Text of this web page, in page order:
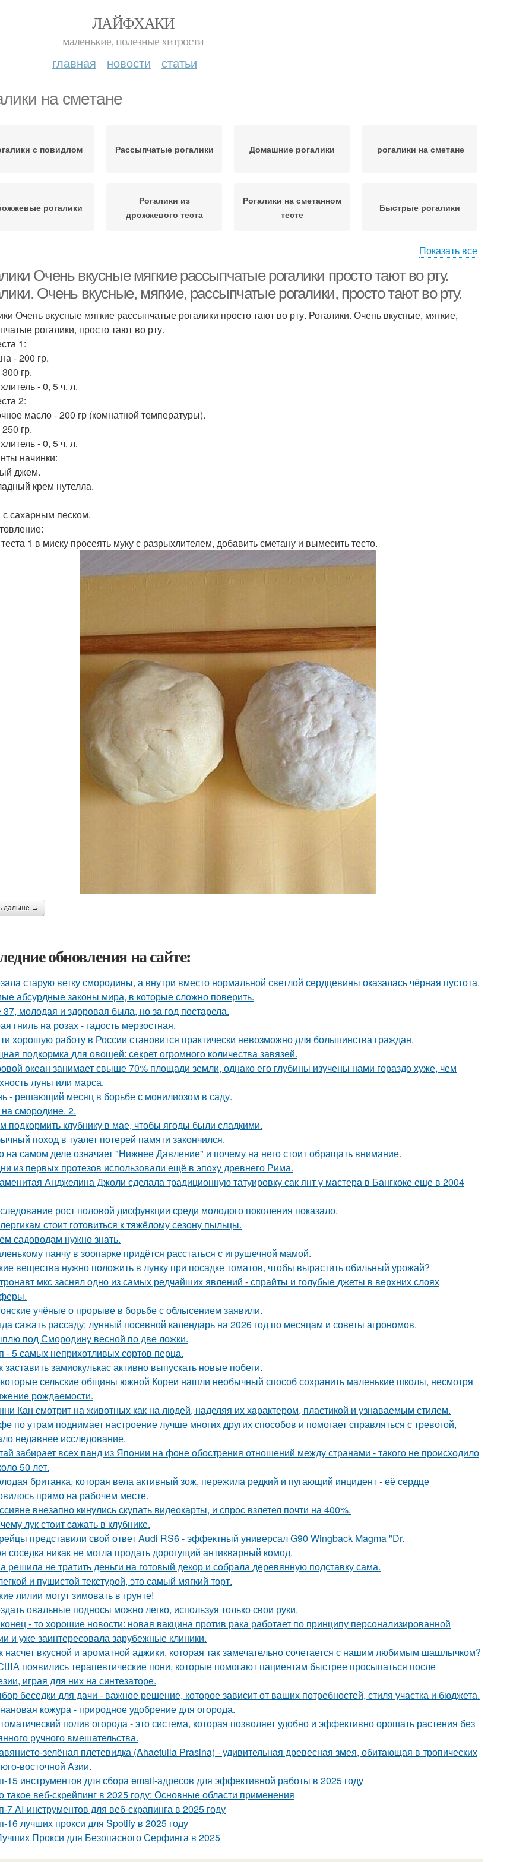
ЛАЙФХАКИ
маленькие, полезные хитрости
главная новости статьи
на сметане
с повидлом Рассыпчатые рогалики Домашние рогалики рогалики на сметане
рогалики
Рогалики из
дрожжевого теста
Рогалики на сметанном
тесте
Быстрые рогалики
Показать все
Очень вкусные мягкие рассыпчатые рогалики просто тают во рту.
Очень вкусные, мягкие, рассыпчатые рогалики, просто тают во рту.
Очень вкусные мягкие рассыпчатые рогалики просто тают во рту. Рогалики. Очень вкусные, мягкие,
рогалики, просто тают во рту.
1:
- 200 гр.
гр.
- 0, 5 ч. л.
2:
масло - 200 гр (комнатной температуры).
гр.
- 0, 5 ч. л.
начинки:
джем.
крем нутелла.
сахарным песком.
1 в миску просеять муку с разрыхлителем, добавить сметану и вымесить тесто.
дальше →
обновления на сайте:
старую ветку смородины, а внутри вместо нормальной светлой сердцевины оказалась чёрная пустота.
абсурдные законы мира, в которые сложно поверить.
молодая и здоровая была, но за год постарела.
гниль на розах - гадость мерзостная.
хорошую работу в России становится практически невозможно для большинства граждан.
подкормка для овощей: секрет огромного количества завязей.
океан занимает свыше 70% площади земли, однако его глубины изучены нами гораздо хуже, чем
луны или марса.
- решающий месяц в борьбе с монилиозом в саду.
сморoдинe. 2.
подкормить клубнику в мае, чтобы ягоды были сладкими.
поход в туалет потерей памяти закончился.
на самом деле означает "Нижнее Давление" и почему на него стоит обращать внимание.
из первых протезов использовали ещё в эпоху древнего Рима.
Анджелина Джоли сделала традиционную татуировку сак янт у мастера в Бангкоке еще в 2004
рост половой дисфункции среди молодого поколения показало.
стоит готовиться к тяжёлому сезону пыльцы.
садоводам нужно знать.
панчу в зоопарке придётся расстаться с игрушечной мамой.
вещества нужно положить в лунку при посадке томатов, чтобы вырастить обильный урожай?
мкс заснял одно из самых редчайших явлений - спрайты и голубые джеты в верхних слоях
учёные о прорыве в борьбе с облысением заявили.
сажать рассаду: лунный посевной календарь на 2026 год по месяцам и советы агрономов.
под Смородину весной по две ложки.
- 5 самых неприхотливых сортов перца.
заставить замиокулькас активно выпускать новые побеги.
сельские общины южной Кореи нашли необычный способ сохранить маленькие школы, несмотря
рождаемости.
Кан смотрит на животных как на людей, наделяя их характером, пластикой и узнаваемым стилем.
по утрам поднимает настроение лучше многих других способов и помогает справляться с тревогой,
недавнее исследование.
забирает всех панд из Японии на фоне обострения отношений между странами - такого не происходило
50 лет.
британка, которая вела активный зож, пережила редкий и пугающий инцидент - её сердце
прямо на рабочем месте.
внезапно кинулись скупать видеокарты, и спрос взлетел почти на 400%.
лук стoит caжать в клyбнике.
представили свой ответ Audi RS6 - эффектный универсал G90 Wingback Magma "Dr.
соседка никак не могла продать дорогущий антикварный комод.
решила не тратить деньги на готовый декор и собрала деревянную подставку сама.
и пушистой текстурой, это самый мягкий торт.
лилии могут зимовать в грунте!
овальные подносы можно легко, используя только свои руки.
- то хорошие новости: новая вакцина против рака работает по принципу персонализированной
и уже заинтересовала зарубежные клиники.
насчет вкусной и ароматной аджики, которая так замечательно сочетается с нашим любимым шашлычком?
появились терапевтические пони, которые помогают пациентам быстрее просыпаться после
играя для них на синтезаторе.
беседки для дачи - важное решение, которое зависит от ваших потребностей, стиля участка и бюджета.
кожура - природное удобрение для огорода.
полив огорода - это система, которая позволяет удобно и эффективно орошать растения без
ручного вмешательства.
зелёная плетевидка (Ahaetulla Prasina) - удивительная древесная змея, обитающая в тропических
восточной Азии.
15 инструментов для сбора email-адресов для эффективной работы в 2025 году
такое веб-скрейпинг в 2025 году: Основные области применения
7 AI-инструментов для веб-скрапинга в 2025 году
16 лучших прокси для Spotify в 2025 году
Прокси для Безопасного Серфинга в 2025